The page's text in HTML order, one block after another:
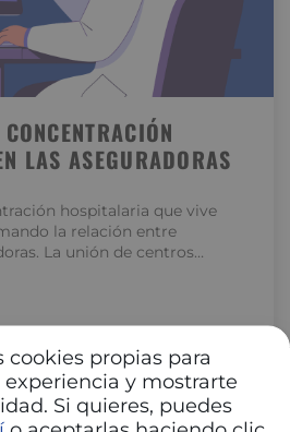
cookies propias para
y mostrarte
Si quieres, puedes
LAS ASEGURADORAS
hospitalaria que vive
la relación entre
La unión de centros…